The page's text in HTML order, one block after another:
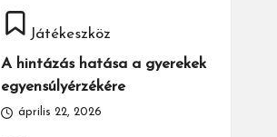
Játékeszköz
A hintázás hatása a gyerekek
egyensúlyérzékére
április 22, 2026